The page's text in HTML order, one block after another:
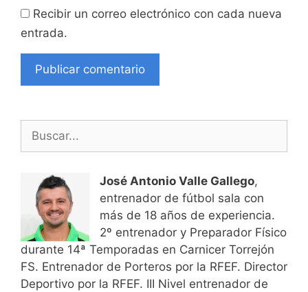
Recibir un correo electrónico con cada nueva
entrada.
Buscar:
José Antonio Valle Gallego,
entrenador de fútbol sala con
más de 18 años de experiencia.
2º entrenador y Preparador Físico
durante 14ª Temporadas en Carnicer Torrejón
FS. Entrenador de Porteros por la RFEF. Director
Deportivo por la RFEF. III Nivel entrenador de